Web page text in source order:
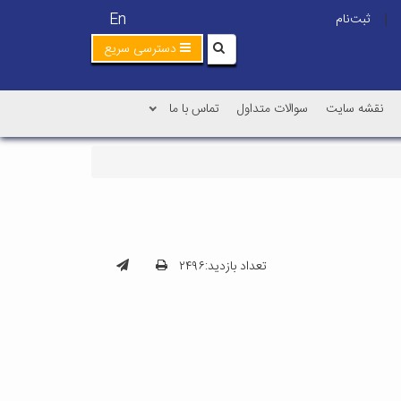
En |
ثبت‌نام
دسترسی سریع
نقشه سایت سوالات متداول تماس با ما
تعداد بازدید:۲۴۹۶